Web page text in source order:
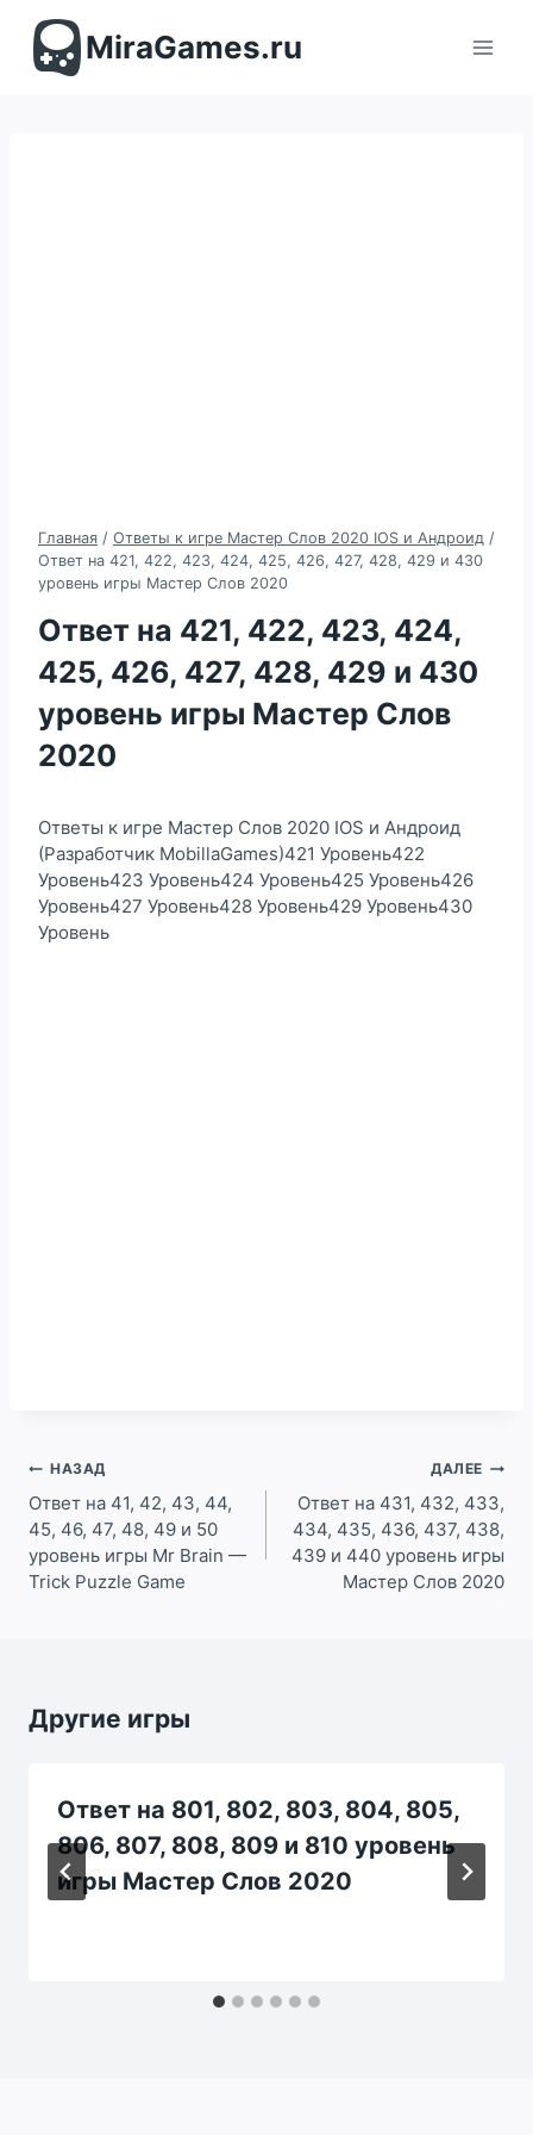
содержимомуMiraGames.ru
Главная / Ответы к игре Мастер Слов 2020 IOS и Андроид /
Ответ на 421, 422, 423, 424, 425, 426, 427, 428, 429 и 430
уровень игры Мастер Слов 2020
Ответ на 421, 422, 423, 424,
425, 426, 427, 428, 429 и 430
уровень игры Мастер Слов
2020
Ответы к игре Мастер Слов 2020 IOS и Андроид
(Разработчик MobillaGames)421 Уровень422
Уровень423 Уровень424 Уровень425 Уровень426
Уровень427 Уровень428 Уровень429 Уровень430
Уровень
Навигация
по
записям
НАЗАД
Ответ на 41, 42, 43, 44,
45, 46, 47, 48, 49 и 50
уровень игры Mr Brain —
Trick Puzzle Game
ДАЛЕЕ
Ответ на 431, 432, 433,
434, 435, 436, 437, 438,
439 и 440 уровень игры
Мастер Слов 2020
Другие игры
Ответ на 801, 802, 803, 804, 805,
806, 807, 808, 809 и 810 уровень
игры Мастер Слов 2020